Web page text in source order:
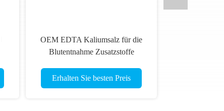
OEM EDTA Kaliumsalz für die
Blutentnahme Zusatzstoffe
Erhalten Sie besten Preis